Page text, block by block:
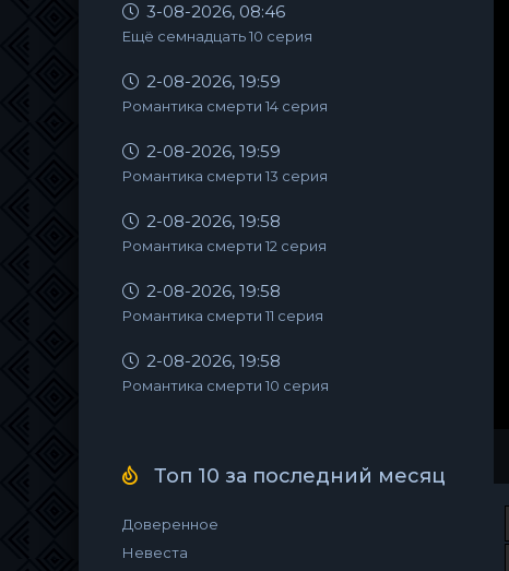
3-08-2026, 08:46
Ещё семнадцать 10 серия
2-08-2026, 19:59
Романтика смерти 14 серия
2-08-2026, 19:59
Романтика смерти 13 серия
2-08-2026, 19:58
Романтика смерти 12 серия
2-08-2026, 19:58
Романтика смерти 11 серия
2-08-2026, 19:58
Романтика смерти 10 серия
Топ 10 за последний месяц
Доверенное
Невеста